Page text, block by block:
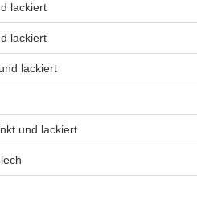
lackiert
lackiert
lackiert
und lackiert